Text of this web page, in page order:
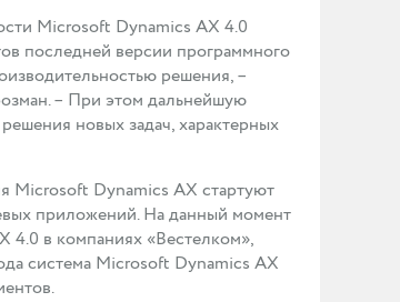
Microsoft Dynamics AX 4.0
последней версии программного
решения, –
– При этом дальнейшую
новых задач, характерных
Microsoft Dynamics AX стартуют
приложений. На данный момент
4.0 в компаниях «Вестелком»,
система Microsoft Dynamics AX